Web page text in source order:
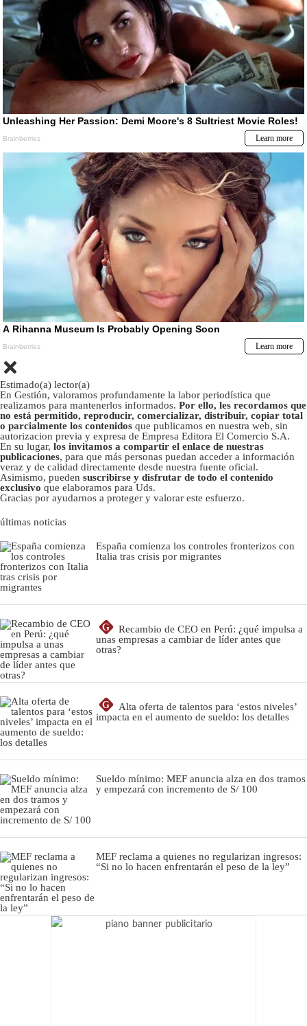
Estimado(a) lector(a)
En Gestión, valoramos profundamente la labor periodística que
realizamos para mantenerlos informados. Por ello, les recordamos que
no está permitido, reproducir, comercializar, distribuir, copiar total
o parcialmente los contenidos que publicamos en nuestra web, sin
autorizacion previa y expresa de Empresa Editora El Comercio S.A.
En su lugar, los invitamos a compartir el enlace de nuestras
publicaciones, para que más personas puedan acceder a información
veraz y de calidad directamente desde nuestra fuente oficial.
Asimismo, pueden suscribirse y disfrutar de todo el contenido
exclusivo que elaboramos para Uds.
Gracias por ayudarnos a proteger y valorar este esfuerzo.
últimas noticias
España comienza los controles fronterizos con
Italia tras crisis por migrantes
G
Recambio de CEO en Perú: ¿qué impulsa a
unas empresas a cambiar de líder antes que
otras?
G
Alta oferta de talentos para ‘estos niveles’
impacta en el aumento de sueldo: los detalles
Sueldo mínimo: MEF anuncia alza en dos tramos
y empezará con incremento de S/ 100
MEF reclama a quienes no regularizan ingresos:
“Si no lo hacen enfrentarán el peso de la ley”